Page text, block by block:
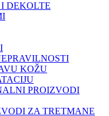
DEKOLTE
KOŽU
PROIZVODI
ZA TRETMANE